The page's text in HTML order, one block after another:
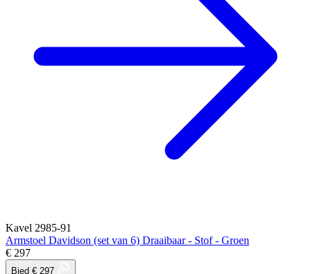
Kavel 2985-91
Armstoel Davidson (set van 6) Draaibaar - Stof - Groen
€ 297
Bied € 297